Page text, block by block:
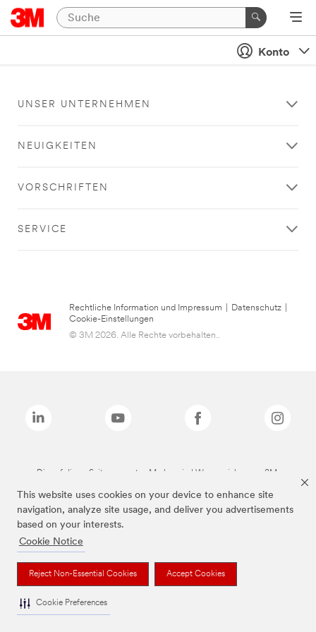
This website uses cookies on your device to enhance site
navigation, analyze site usage, and deliver you advertisements
based on your interests.
Cookie Notice
Reject Non-Essential Cookies Accept Cookies
Cookie Preferences
Konto
UNSER UNTERNEHMEN
NEUIGKEITEN
VORSCHRIFTEN
SERVICE
Rechtliche Information und Impressum Datenschutz
Cookie-Einstellungen
© 3M 2026. Alle Rechte vorbehalten..
Die auf dieser Seite genannten Marken sind Warenzeichen von 3M.